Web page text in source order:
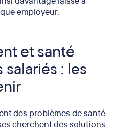
employeur.
et santé
: les
des problèmes de santé
cherchent des solutions